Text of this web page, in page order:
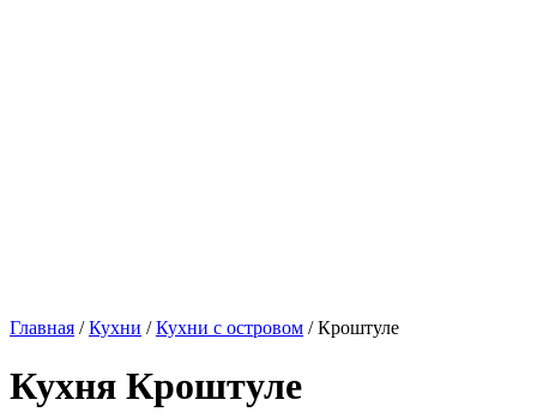
Главная /Кухни /Кухни с островом / Кроштуле
Кухня Кроштуле